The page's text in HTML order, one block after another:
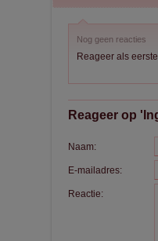
Nog geen reacties
Reageer als
Reageer op
Naam:
E-mailadres:
Reactie: